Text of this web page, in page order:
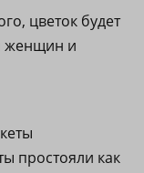
цветок будет
женщин и
простояли как